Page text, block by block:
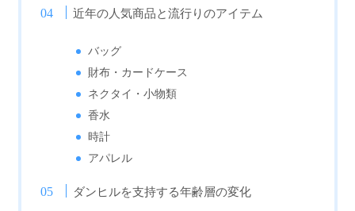
近年の人気商品と流行りのアイテム
バッグ
財布・カードケース
ネクタイ・小物類
香水
時計
アパレル
ダンヒルを支持する年齢層の変化